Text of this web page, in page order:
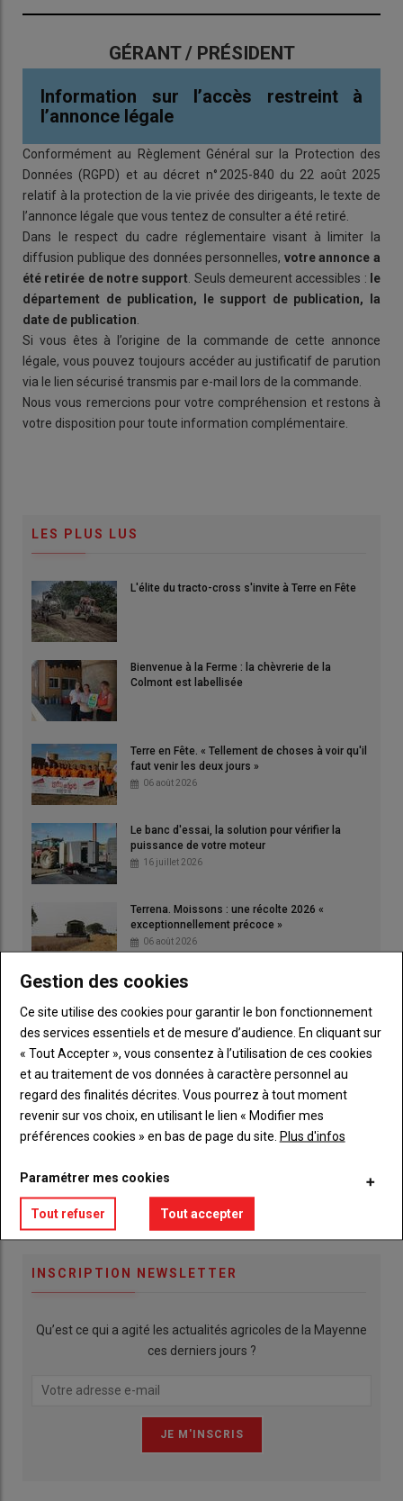
GÉRANT / PRÉSIDENT
Information sur l’accès restreint à
l’annonce légale
Conformément au Règlement Général sur la Protection des
Données (RGPD) et au décret n° 2025-840 du 22 août 2025
relatif à la protection de la vie privée des dirigeants, le texte de
l’annonce légale que vous tentez de consulter a été retiré.
Dans le respect du cadre réglementaire visant à limiter la
diffusion publique des données personnelles, votre annonce a
été retirée de notre support. Seuls demeurent accessibles : le
département de publication, le support de publication, la
date de publication.
Si vous êtes à l’origine de la commande de cette annonce
légale, vous pouvez toujours accéder au justificatif de parution
via le lien sécurisé transmis par e-mail lors de la commande.
Nous vous remercions pour votre compréhension et restons à
votre disposition pour toute information complémentaire.
LES PLUS LUS
L'élite du tracto-cross s'invite à Terre en Fête
Bienvenue à la Ferme : la chèvrerie de la
Colmont est labellisée
Terre en Fête. « Tellement de choses à voir qu'il
faut venir les deux jours »
06 août 2026
Le banc d'essai, la solution pour vérifier la
puissance de votre moteur
16 juillet 2026
Terrena. Moissons : une récolte 2026 «
exceptionnellement précoce »
06 août 2026
INSCRIPTION NEWSLETTER
Qu’est ce qui a agité les actualités agricoles de la Mayenne
ces derniers jours ?
Gestion des cookies
Ce site utilise des cookies pour garantir le bon fonctionnement
des services essentiels et de mesure d’audience. En cliquant sur
« Tout Accepter », vous consentez à l’utilisation de ces cookies
et au traitement de vos données à caractère personnel au
regard des finalités décrites. Vous pourrez à tout moment
revenir sur vos choix, en utilisant le lien « Modifier mes
préférences cookies » en bas de page du site. Plus d'infos
Paramétrer mes cookies
Tout refuser Tout accepter